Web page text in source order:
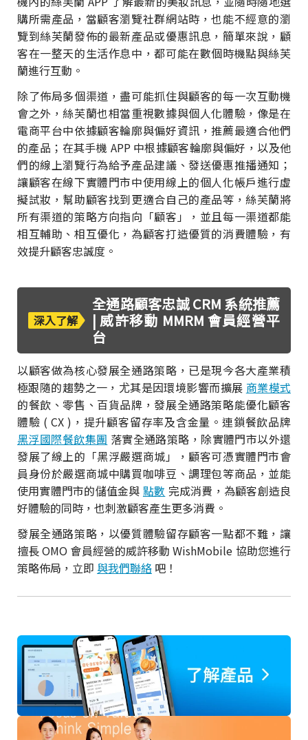
購所需產品，當顧客瀏覽社群網站時，也能不經意的瀏
覽到絲芙蘭發佈的最新產品或優惠訊息，簡單來說，顧
客在一整天的生活作息中，都可能在數個時機點與絲芙
蘭進行互動。
除了佈局多個渠道，盡可能抓住與顧客的每一次互動機
會之外，絲芙蘭也相當重視數據與個人化體驗，像是在
電商平台中依據顧客輪廓與偏好資訊，推薦最適合他們
的產品；在其手機 APP 中根據顧客輪廓與偏好，以及他
們的線上瀏覽行為給予產品建議、發送優惠推播通知；
讓顧客在線下實體門市中使用線上的個人化帳戶進行虛
擬試妝，幫助顧客找到更適合自己的產品等，絲芙蘭將
所有渠道的策略方向指向「顧客」，並且每一渠道都能
相互輔助、相互優化，為顧客打造優質的消費體驗，有
效提升顧客忠誠度。
深入了解
全通路顧客忠誠 CRM 系統推薦
| 威許移動 MMRM 會員經營平
台
以顧客做為核心發展全通路策略，已是現今各大產業積
極跟隨的趨勢之一，尤其是因環境影響而擴展 商業模式
的餐飲、零售、百貨品牌，發展全通路策略能優化顧客
體驗 ( CX )，提升顧客留存率及含金量。連鎖餐飲品牌
黑浮國際餐飲集團 落實全通路策略，除實體門市以外還
發展了線上的「黑浮嚴選商城」，顧客可憑實體門市會
員身份於嚴選商城中購買咖啡豆、調理包等商品，並能
使用實體門市的儲值金與 點數 完成消費，為顧客創造良
好體驗的同時，也刺激顧客產生更多消費。
發展全通路策略，以優質體驗留存顧客一點都不難，讓
擅長 OMO 會員經營的威許移動 WishMobile 協助您進行
策略佈局，立即 與我們聯絡 吧！